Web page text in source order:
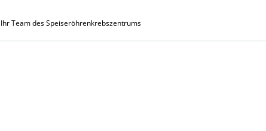
Ihr Team des Speiseröhrenkrebszentrums